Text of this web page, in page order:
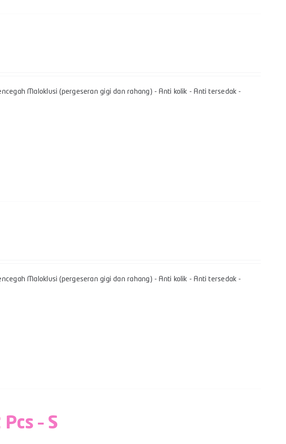
Maloklusi (pergeseran gigi dan rahang) - Anti kolik - Anti tersedak -
Maloklusi (pergeseran gigi dan rahang) - Anti kolik - Anti tersedak -
– S